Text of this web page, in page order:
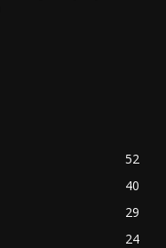
52
40
29
24